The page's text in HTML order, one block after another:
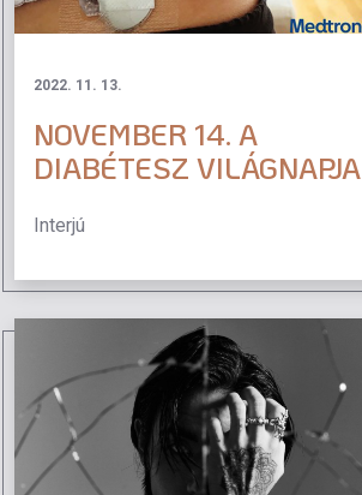
2022. 11. 13.
NOVEMBER 14. A
DIABÉTESZ VILÁGNAPJA
Interjú